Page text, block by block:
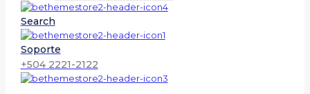
Search
Soporte
+504 2221-2122